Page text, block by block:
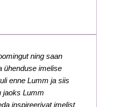
ning saan
ühenduse imelise
enne Lumm ja siis
jaoks Lumm
inspireerivat imelist